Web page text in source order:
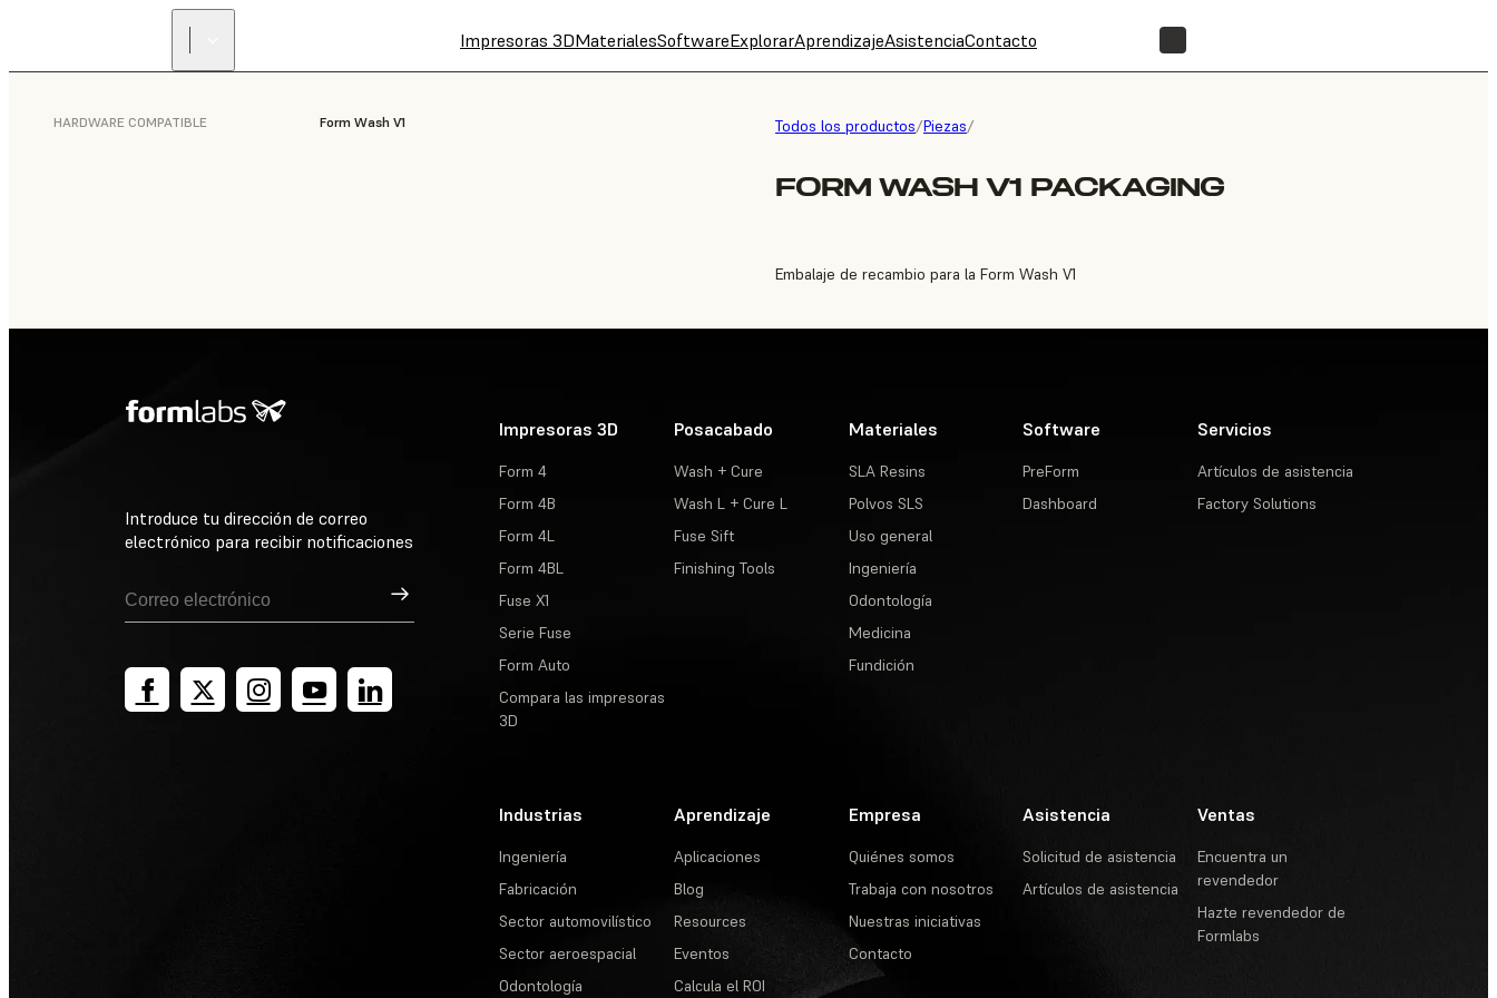
Impresoras 3DMaterialesSoftwareExplorarAprendizajeAsistenciaContacto
Todos los productos/Piezas/
FORM WASH V1 PACKAGING
HARDWARE COMPATIBLE Form Wash V1
Embalaje de recambio para la Form Wash V1
Introduce tu dirección de correo
electrónico para recibir notificaciones
Suscribirse
Impresoras 3D
Form 4
Form 4B
Form 4L
Form 4BL
Fuse X1
Serie Fuse
Form Auto
Compara las impresoras
3D
Posacabado
Wash + Cure
Wash L + Cure L
Fuse Sift
Finishing Tools
Materiales
SLA Resins
Polvos SLS
Uso general
Ingeniería
Odontología
Medicina
Fundición
Software
PreForm
Dashboard
Servicios
Artículos de asistencia
Factory Solutions
Industrias
Ingeniería
Fabricación
Sector automovilístico
Sector aeroespacial
Odontología
Aprendizaje
Aplicaciones
Blog
Resources
Eventos
Calcula el ROI
Empresa
Quiénes somos
Trabaja con nosotros
Nuestras iniciativas
Contacto
Asistencia
Solicitud de asistencia
Artículos de asistencia
Ventas
Encuentra un
revendedor
Hazte revendedor de
Formlabs